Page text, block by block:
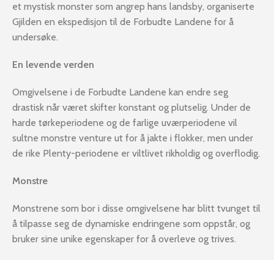
et mystisk monster som angrep hans landsby, organiserte
Gjilden en ekspedisjon til de Forbudte Landene for å
undersøke.
En levende verden
Omgivelsene i de Forbudte Landene kan endre seg
drastisk når været skifter konstant og plutselig. Under de
harde tørkeperiodene og de farlige uværperiodene vil
sultne monstre venture ut for å jakte i flokker, men under
de rike Plenty-periodene er viltlivet rikholdig og overflodig.
Monstre
Monstrene som bor i disse omgivelsene har blitt tvunget til
å tilpasse seg de dynamiske endringene som oppstår, og
bruker sine unike egenskaper for å overleve og trives.